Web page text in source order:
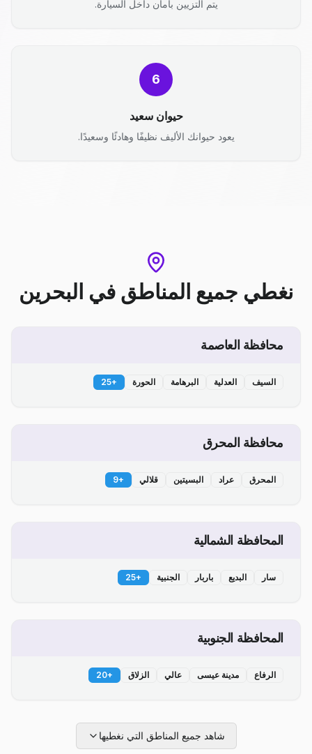
يتم التزيين بأمان داخل السيارة.
6
حيوان سعيد
يعود حيوانك الأليف نظيفًا وهادئًا وسعيدًا.
نغطي جميع المناطق في البحرين
محافظة العاصمة
السيف العدلية البرهامة الحورة +
25
محافظة المحرق
المحرق عراد البسيتين قلالي +
9
المحافظة الشمالية
سار البديع باربار الجنبية +
25
المحافظة الجنوبية
الرفاع مدينة عيسى عالي الزلاق +
20
شاهد جميع المناطق التي نغطيها